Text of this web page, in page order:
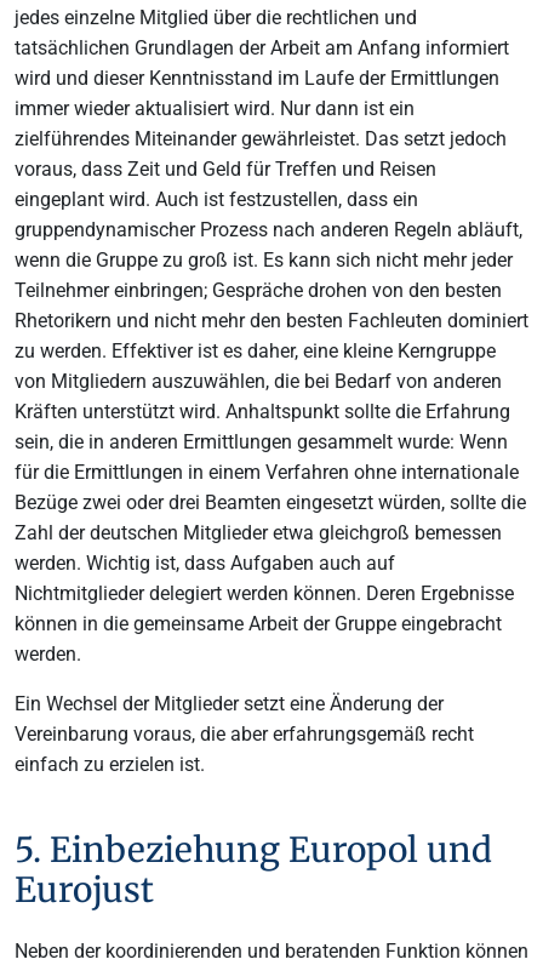
jedes einzelne Mitglied über die rechtlichen und
tatsächlichen Grundlagen der Arbeit am Anfang informiert
wird und dieser Kenntnisstand im Laufe der Ermittlungen
immer wieder aktualisiert wird. Nur dann ist ein
zielführendes Miteinander gewährleistet. Das setzt jedoch
voraus, dass Zeit und Geld für Treffen und Reisen
eingeplant wird. Auch ist festzustellen, dass ein
gruppendynamischer Prozess nach anderen Regeln abläuft,
wenn die Gruppe zu groß ist. Es kann sich nicht mehr jeder
Teilnehmer einbringen; Gespräche drohen von den besten
Rhetorikern und nicht mehr den besten Fachleuten dominiert
zu werden. Effektiver ist es daher, eine kleine Kerngruppe
von Mitgliedern auszuwählen, die bei Bedarf von anderen
Kräften unterstützt wird. Anhaltspunkt sollte die Erfahrung
sein, die in anderen Ermittlungen gesammelt wurde: Wenn
für die Ermittlungen in einem Verfahren ohne internationale
Bezüge zwei oder drei Beamten eingesetzt würden, sollte die
Zahl der deutschen Mitglieder etwa gleichgroß bemessen
werden. Wichtig ist, dass Aufgaben auch auf
Nichtmitglieder delegiert werden können. Deren Ergebnisse
können in die gemeinsame Arbeit der Gruppe eingebracht
werden.
Ein Wechsel der Mitglieder setzt eine Änderung der
Vereinbarung voraus, die aber erfahrungsgemäß recht
einfach zu erzielen ist.
5. Einbeziehung Europol und
Eurojust
Neben der koordinierenden und beratenden Funktion können